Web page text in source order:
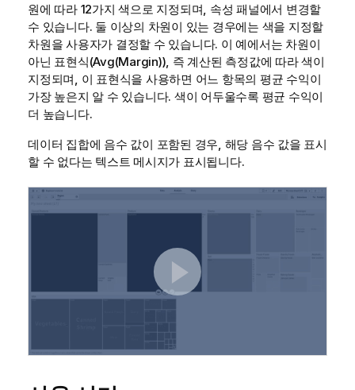
원에 따라 12가지 색으로 지정되며, 속성 패널에서 변경할
수 있습니다. 둘 이상의 차원이 있는 경우에는 색을 지정할
차원을 사용자가 결정할 수 있습니다. 이 예에서는 차원이
아닌 표현식(Avg(Margin)), 즉 계산된 측정값에 따라 색이
지정되며, 이 표현식을 사용하면 어느 항목의 평균 수익이
가장 높은지 알 수 있습니다. 색이 어두울수록 평균 수익이
더 높습니다.
데이터 집합에 음수 값이 포함된 경우, 해당 음수 값을 표시
할 수 없다는 텍스트 메시지가 표시됩니다.